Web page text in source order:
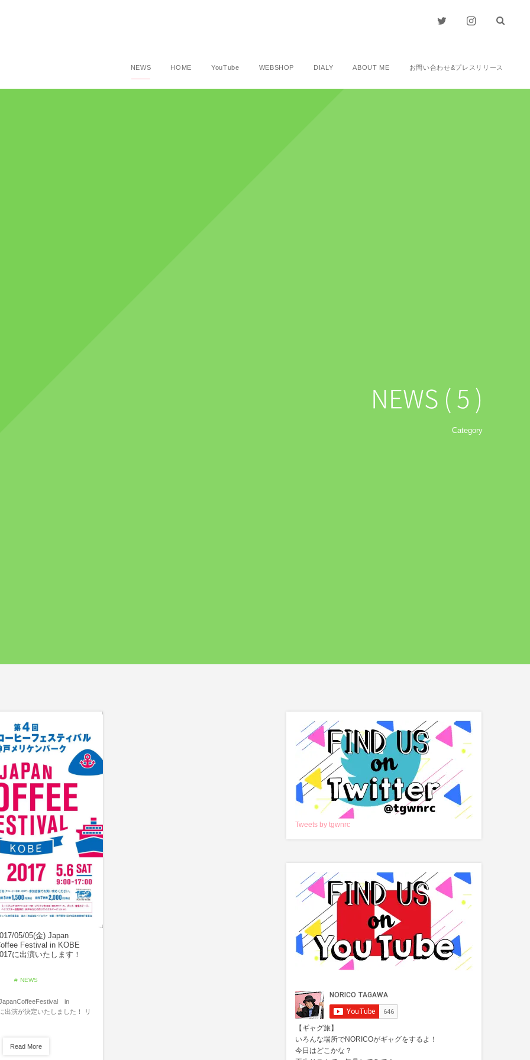
NEWS HOME YouTube WEBSHOP DIALY ABOUT ME お問い合わせ&プレスリリース
NEWS ( 5 )
Category
05/05(金) Japan
Festival in KOBE
に出演いたします！
NEWS
in
演が決定いたしました！ リ
Read More
Tweets by tgwnrc
【ギャグ旅】
いろんな場所でNORICOがギャグをするよ！
今日はどこかな？